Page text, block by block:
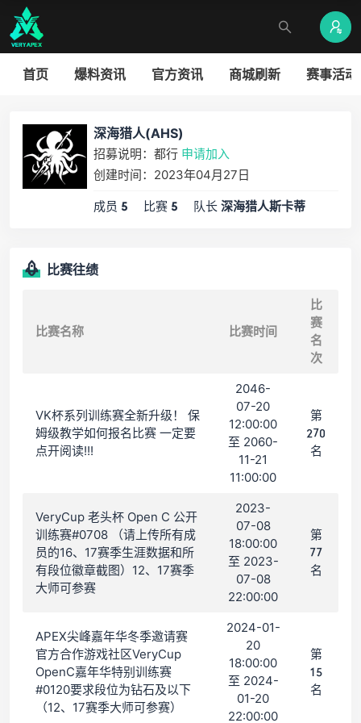
首页 爆料资讯 官方资讯 商城刷新 赛事活动
深海猎人(AHS)
招募说明：都行 申请加入
创建时间：2023年04月27日
成员 5 比赛 5 队长 深海猎人斯卡蒂
比赛往绩
比赛名称 比赛时间
比
赛
名
次
VK杯系列训练赛全新升级！ 保
姆级教学如何报名比赛 一定要
点开阅读!!!
2046-
07-20
12:00:00
至 2060-
11-21
11:00:00
第
270
名
VeryCup 老头杯 Open C 公开
训练赛#0708 （请上传所有成
员的16、17赛季生涯数据和所
有段位徽章截图）12、17赛季
大师可参赛
2023-
07-08
18:00:00
至 2023-
07-08
22:00:00
第
77
名
APEX尖峰嘉年华冬季邀请赛
官方合作游戏社区VeryCup
OpenC嘉年华特别训练赛
#0120要求段位为钻石及以下
（12、17赛季大师可参赛）
2024-01-
20
18:00:00
至 2024-
01-20
22:00:00
第
15
名